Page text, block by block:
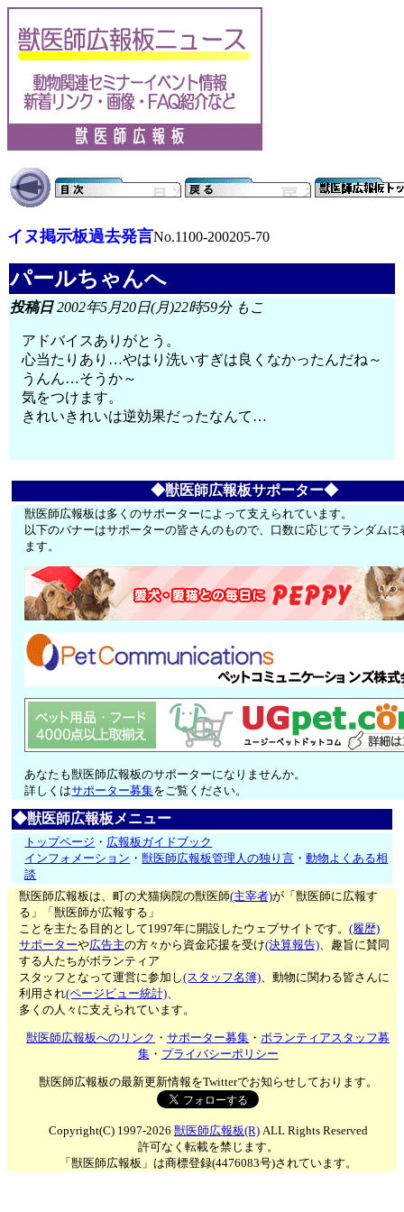
イヌ掲示板過去発言No.1100-200205-70
パールちゃんへ
投稿日2002年5月20日(月)22時59分 もこ
アドバイスありがとう。
心当たりあり…やはり洗いすぎは良くなかったんだね～
うんん…そうか～
気をつけます。
きれいきれいは逆効果だったなんて…
◆獣医師広報板サポーター◆
獣医師広報板は多くのサポーターによって支えられています。
以下のバナーはサポーターの皆さんのもので、口数に応じてランダムに
ます。
あなたも獣医師広報板のサポーターになりませんか。
詳しくはサポーター募集をご覧ください。
◆獣医師広報板メニュー
トップページ ・ 広報板ガイドブック
インフォメーション ・獣医師広報板管理人の独り言 ・動物よくある相
談
獣医師広報板は、町の犬猫病院の獣医師(主宰者)が「獣医師に広報す
る」「獣医師が広報する」
ことを主たる目的として1997年に開設したウェブサイトです。(履歴)
サポーターや広告主の方々から資金応援を受け(決算報告)、趣旨に賛同
する人たちがボランティア
スタッフとなって運営に参加し(スタッフ名簿)、動物に関わる皆さんに
利用され(ページビュー統計)、
多くの人々に支えられています。
獣医師広報板へのリンク ・サポーター募集 ・ボランティアスタッフ募
集・ プライバシーポリシー
獣医師広報板の最新更新情報をTwitterでお知らせしております。
Copyright(C) 1997-2026 獣医師広報板(R)ALL Rights Reserved
許可なく転載を禁じます。
「獣医師広報板」は商標登録(4476083号)されています。